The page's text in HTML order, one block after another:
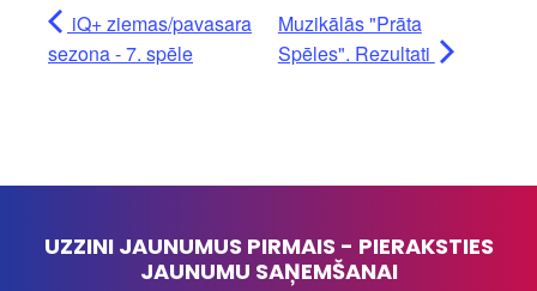
iQ+ ziemas/pavasara
sezona - 7. spēle
Muzikālās "Prāta
Spēles". Rezultati
UZZINI JAUNUMUS PIRMAIS - PIERAKSTIES
JAUNUMU SAŅEMŠANAI